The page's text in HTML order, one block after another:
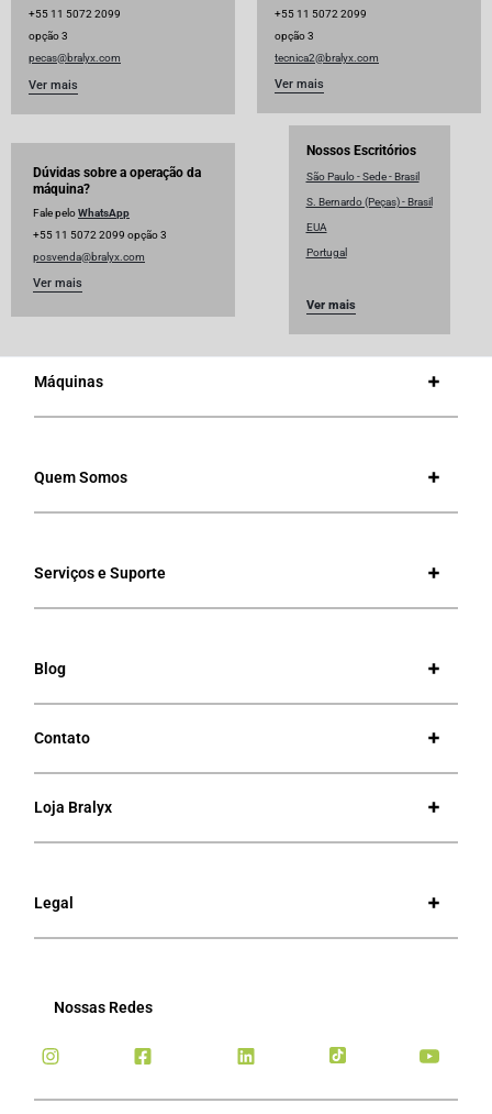
+55 11 5072 2099
opção 3
pecas@bralyx.com
Ver mais
+55 11 5072 2099
opção 3
tecnica2@bralyx.com
Ver mais
Dúvidas sobre a operação da
máquina?
Fale peloWhatsApp
+55 11 5072 2099 opção 3
posvenda@bralyx.com
Ver mais
Nossos Escritórios
São Paulo - Sede - Brasil
S. Bernardo (Peças) - Brasil
EUA
Portugal
Ver mais
Máquinas
Quem Somos
Serviços e Suporte
Blog
Contato
Loja Bralyx
Legal
Nossas Redes